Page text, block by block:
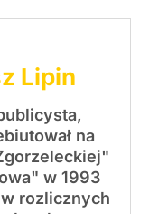
Lipin
na
w 1993
rozlicznych